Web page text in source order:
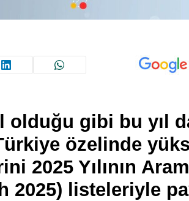
olduğu gibi bu yıl
özelinde
2025 Yılının
2025) listeleriyle